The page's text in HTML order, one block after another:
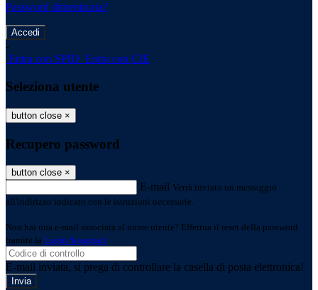
Password dimenticata?
-
Entra con SPID Entra con CIE
Seleziona utente
button close ×
Recupero password
button close ×
E-mail Verrà inviato un messaggio
all'indirizzo indicato con le istruzioni necessarie.
Non hai una e-mail associata al nome utente? Effettua il reset della password
tramite la Login Spaggiari
E-mail inviata, si prega di controllare la casella di posta elettronica!